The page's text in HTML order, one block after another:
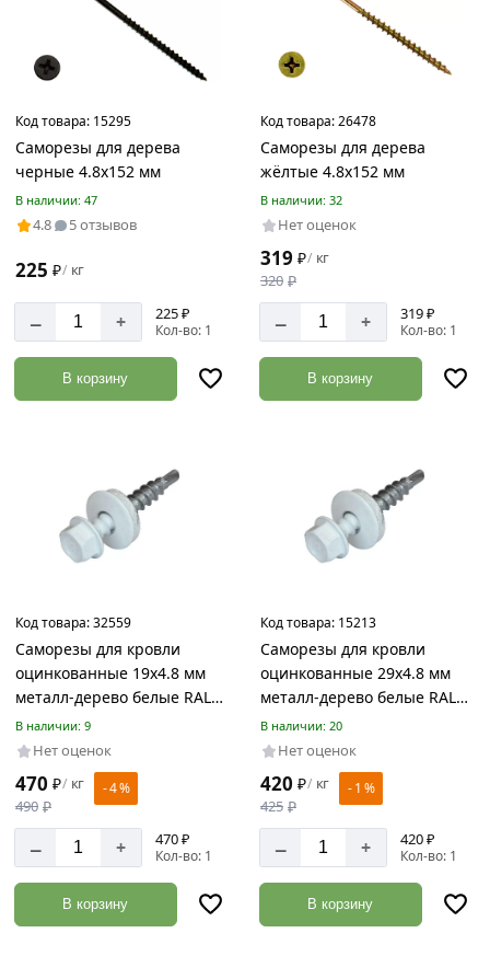
Код товара: 15295
Саморезы для дерева
черные 4.8х152 мм
В наличии: 47
4.8 5 отзывов
225 ₽/ кг
– + 225 ₽
Кол-во: 1
В корзину
Код товара:26478
Саморезы для дерева
жёлтые 4.8х152 мм
В наличии: 32
Нет оценок
319 ₽/ кг
320 ₽
– + 319 ₽
Кол-во: 1
В корзину
Код товара:32559
Саморезы для кровли
оцинкованные 19х4.8 мм
металл-дерево белые RAL
9003
В наличии: 9
Нет оценок
470 ₽/ кг
490 ₽
- 4 %
– + 470 ₽
Кол-во: 1
В корзину
Код товара: 15213
Саморезы для кровли
оцинкованные 29х4.8 мм
металл-дерево белые RAL
9003
В наличии: 20
Нет оценок
420 ₽/ кг
425 ₽
- 1 %
– + 420 ₽
Кол-во: 1
В корзину